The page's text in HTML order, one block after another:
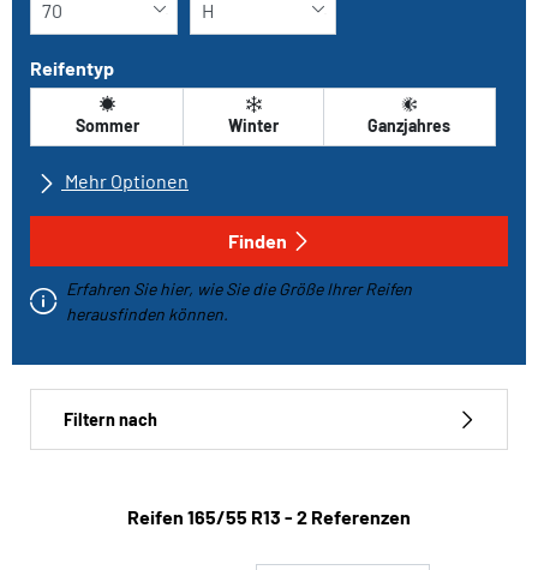
Reifentyp
Sommer Winter Ganzjahres
Mehr Optionen
Alle Marken
Fahrzeugtyp
Run-flat
Finden
Erfahren Sie hier, wie Sie die Größe Ihrer Reifen
herausfinden können.
Filtern nach
ReifentypReifen ‎165/55 R13 - 2 Referenzen